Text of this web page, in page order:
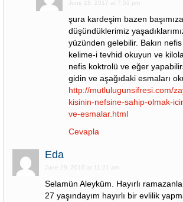
June 18, 2017 at 7:53 pm
şura kardeşim bazen
düşündüklerimiz
yüzünden gelebilir. Bakın
kelime-i tevhid okuyun ve
nefis koktrolü ve eğer
gidin ve aşağıdaki esmaları
http://mutlulugunsifresi.com/
kisinin-nefsine-sahip-olmak-
ve-esmalar.html
Cevapla
Eda
June 29, 2016 at 11:21 am
Selamün Aleyküm. Hayırlı
27 yaşındayım hayırlı bir evlilik